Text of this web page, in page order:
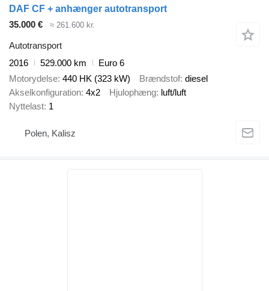
DAF CF + anhænger autotransport
35.000 €
≈ 261.600 kr.
Autotransport
2016
529.000 km
Euro 6
Motorydelse 440 HK (323 kW) Brændstof diesel
Akselkonfiguration 4x2 Hjulophæng luft/luft
Nyttelast 1
Polen, Kalisz